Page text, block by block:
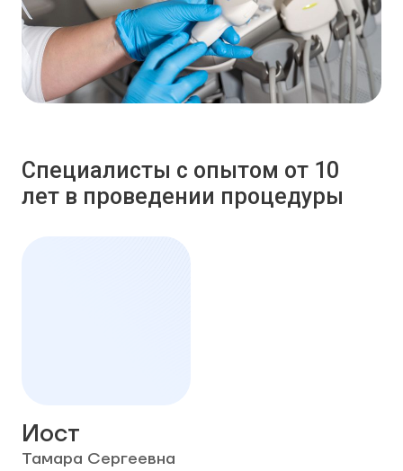
Специалисты с опытом от 10
лет в проведении процедуры
Иост
Тамара Сергеевна